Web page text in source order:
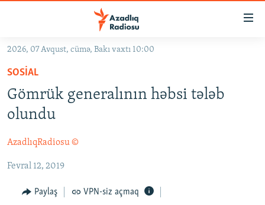
Əsas
qayıt
Əsas
naviqasiyaya
qayıt
Axtarışa
GÜNDƏM
KORRUPSIOMETR
FƏRQƏ BAX
QANUNI DOĞRU
ARAŞDIRMA
2026, 07 Avqust, cümə, Bakı vaxtı 10:00
SOSIAL
Gömrük generalının həbsi tələb
olundu
AzadlıqRadiosu ©
Fevral 12, 2019
Paylaş VPN-siz açmaq